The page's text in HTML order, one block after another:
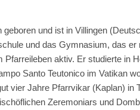
und ist in Villingen
und das Gymnasium, das
aktiv. Er studierte in
Santo Teutonico im Vatikan
vier Jahre Pfarrvikar (Kaplan)
Zeremoniars und